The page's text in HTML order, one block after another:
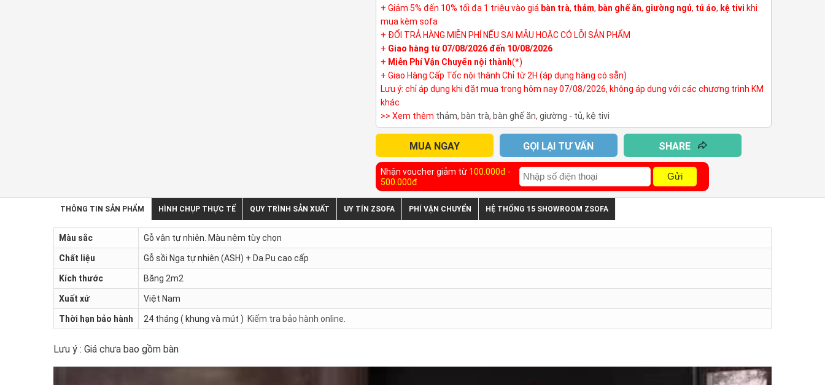
+ Giảm 5% đến 10% tối đa 1 triệu vào giá bàn trà, thảm, bàn ghế ăn, giường ngủ, tủ áo, kệ tivi khi
mua kèm sofa
+ ĐỔI TRẢ HÀNG MIỄN PHÍ NẾU SAI MẪU HOẶC CÓ LỖI SẢN PHẨM
+ Giao hàng từ 07/08/2026 đến 10/08/2026
+ Miễn Phí Vận Chuyển nội thành(*)
+ Giao Hàng Cấp Tốc nội thành Chỉ từ 2H (áp dụng hàng có sẵn)
Lưu ý: chỉ áp dụng khi đặt mua trong hôm nay 07/08/2026, không áp dụng với các chương trình KM
khác
>> Xem thêm thảm, bàn trà, bàn ghế ăn, giường - tủ, kệ tivi
MUA NGAY GỌI LẠI TƯ VẤN SHARE
Nhận voucher giảm từ 100.000đ -
500.000đ
Gửi
THÔNG TIN SẢN PHẨM HÌNH CHỤP THỰC TẾ QUY TRÌNH SẢN XUẤT UY TÍN ZSOFA PHÍ VẬN CHUYỂN HỆ THỐNG 15 SHOWROOM ZSOFA
Màu sắc Gỗ vân tự nhiên. Màu nệm tùy chọn
Chất liệu Gỗ sồi Nga tự nhiên (ASH) + Da Pu cao cấp
Kích thước Băng 2m2
Xuất xứ Việt Nam
Thời hạn bảo hành 24 tháng ( khung và mút ) Kiểm tra bảo hành online
Lưu ý : Giá chưa bao gồm bàn